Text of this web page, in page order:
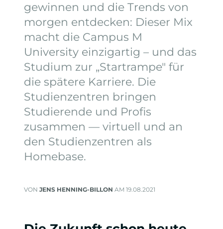
gewinnen und die Trends von
morgen entdecken: Dieser Mix
macht die Campus M
University einzigartig – und das
Studium zur „Startrampe" für
die spätere Karriere. Die
Studienzentren bringen
Studierende und Profis
zusammen — virtuell und an
den Studienzentren als
Homebase.
VON JENS HENNING-BILLON AM 19.08.2021